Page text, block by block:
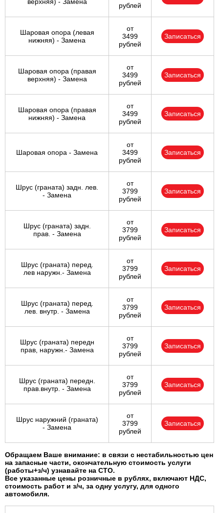
верхняя) - Замена
рублей
Шаровая опора (левая
нижняя) - Замена
от
3499
рублей
Записаться
Шаровая опора (правая
верхняя) - Замена
от
3499
рублей
Записаться
Шаровая опора (правая
нижняя) - Замена
от
3499
рублей
Записаться
Шаровая опора - Замена
от
3499
рублей
Записаться
Шрус (граната) задн. лев.
- Замена
от
3799
рублей
Записаться
Шрус (граната) задн.
прав. - Замена
от
3799
рублей
Записаться
Шрус (граната) перед.
лев наружн.- Замена
от
3799
рублей
Записаться
Шрус (граната) перед.
лев. внутр. - Замена
от
3799
рублей
Записаться
Шрус (граната) передн
прав, наружн.- Замена
от
3799
рублей
Записаться
Шрус (граната) передн.
прав.внутр. - Замена
от
3799
рублей
Записаться
Шрус наружний (граната)
- Замена
от
3799
рублей
Записаться
Обращаем Ваше внимание: в связи с нестабильностью цен
на запасные части, окончательную стоимость услуги
(работы+з/ч) узнавайте на СТО.
Все указанные цены розничные в рублях, включают НДС,
стоимость работ и з/ч, за одну услугу, для одного
автомобиля.